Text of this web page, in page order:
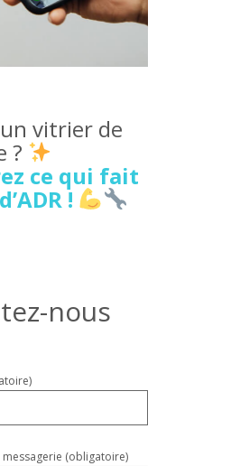
vitrier de
?
ce qui fait
!
nous
(obligatoire)